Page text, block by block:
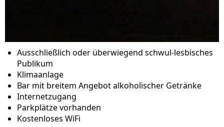
Ausschließlich oder überwiegend schwul-lesbisches
Publikum
Klimaanlage
Bar mit breitem Angebot alkoholischer Getränke
Internetzugang
Parkplätze vorhanden
Kostenloses WiFi